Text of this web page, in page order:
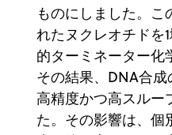
ものにしました。こ
れたヌクレオチドを
的ターミネーター化
その結果、DNA合
高精度かつ高スルー
た。その影響は、個